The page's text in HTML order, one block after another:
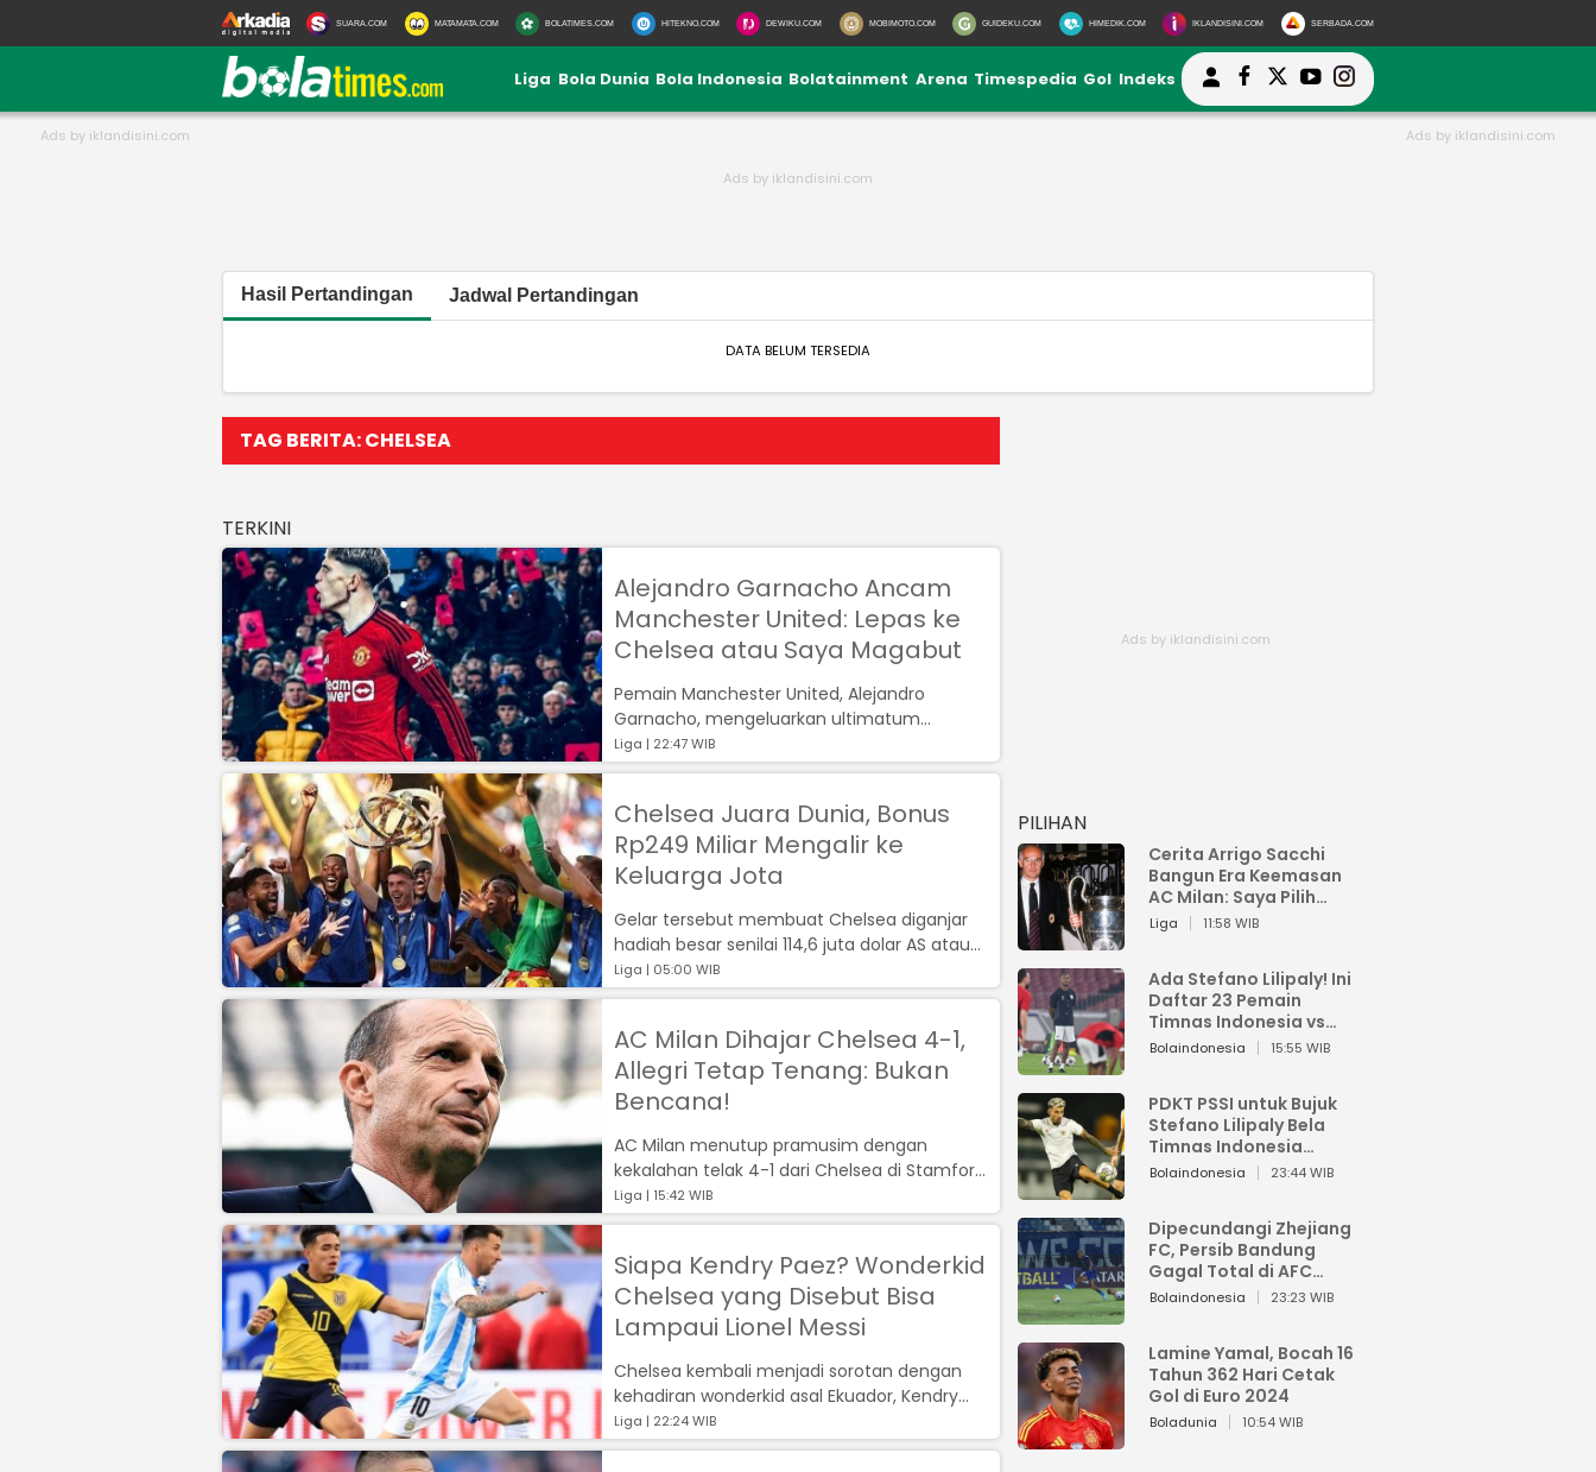
SUARA.COM MATAMATA.COM BOLATIMES.COM HITEKNO.COM DEWIKU.COM MOBIMOTO.COM GUIDEKU.COM HIMEDIK.COM IKLANDISINI.COM SERBADA.COM
Liga Bola Dunia Bola Indonesia Bolatainment Arena Timespedia Gol Indeks
Hasil Pertandingan Jadwal Pertandingan
DATA BELUM TERSEDIA
TAG BERITA: CHELSEA
TERKINI
Alejandro Garnacho Ancam
Manchester United: Lepas ke
Chelsea atau Saya Magabut
Pemain Manchester United, Alejandro
Garnacho, mengeluarkan ultimatum
mengejutkan...
Liga | 22:47 WIB
Chelsea Juara Dunia, Bonus
Rp249 Miliar Mengalir ke
Keluarga Jota
Gelar tersebut membuat Chelsea diganjar
hadiah besar senilai 114,6 juta dolar AS atau
sekitar Rp1,8 triliun....
Liga | 05:00 WIB
AC Milan Dihajar Chelsea 4-1,
Allegri Tetap Tenang: Bukan
Bencana!
AC Milan menutup pramusim dengan
kekalahan telak 4-1 dari Chelsea di Stamford
Bridge, Minggu (10/8/2025)....
Liga | 15:42 WIB
Siapa Kendry Paez? Wonderkid
Chelsea yang Disebut Bisa
Lampaui Lionel Messi
Chelsea kembali menjadi sorotan dengan
kehadiran wonderkid asal Ekuador, Kendry
Paez, yang disebut-sebut memiliki potens...
Liga | 22:24 WIB
PILIHAN
Cerita Arrigo Sacchi
Bangun Era Keemasan
AC Milan: Saya Pilih
Pemain dari Isi Otaknya
Liga 11:58 WIB
Ada Stefano Lilipaly! Ini
Daftar 23 Pemain
Timnas Indonesia vs
China
Bolaindonesia 15:55 WIB
PDKT PSSI untuk Bujuk
Stefano Lilipaly Bela
Timnas Indonesia
Berakhir Berantakan
Bolaindonesia 23:44 WIB
Dipecundangi Zhejiang
FC, Persib Bandung
Gagal Total di AFC
Champions League Two
Bolaindonesia 23:23 WIB
Lamine Yamal, Bocah 16
Tahun 362 Hari Cetak
Gol di Euro 2024
Boladunia 10:54 WIB